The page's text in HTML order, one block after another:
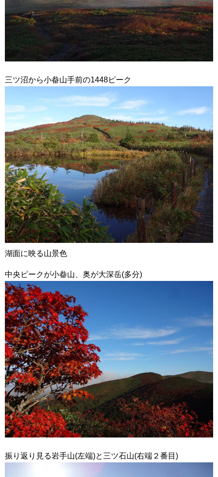
三ツ沼から小畚山手前の1448ピーク
湖面に映る山景色
中央ピークが小畚山、奥が大深岳(多分)
振り返り見る岩手山(左端)と三ツ石山(右端２番目)